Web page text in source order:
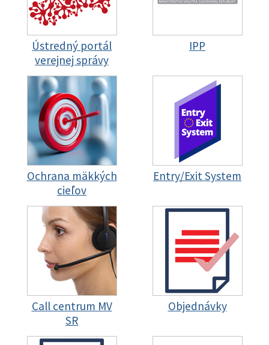
Ústredný portál
verejnej správy
IPP
Ochrana mäkkých
cieľov
Entry/Exit System
Call centrum MV
SR
Objednávky